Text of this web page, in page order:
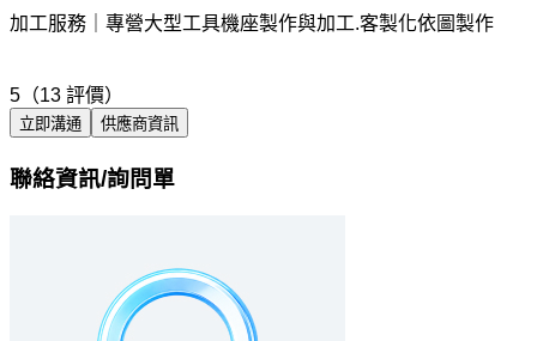
加工服務｜專營大型工具機座製作與加工.客製化依圖製作
5（13 評價）
立即溝通 供應商資訊
聯絡資訊/詢問單